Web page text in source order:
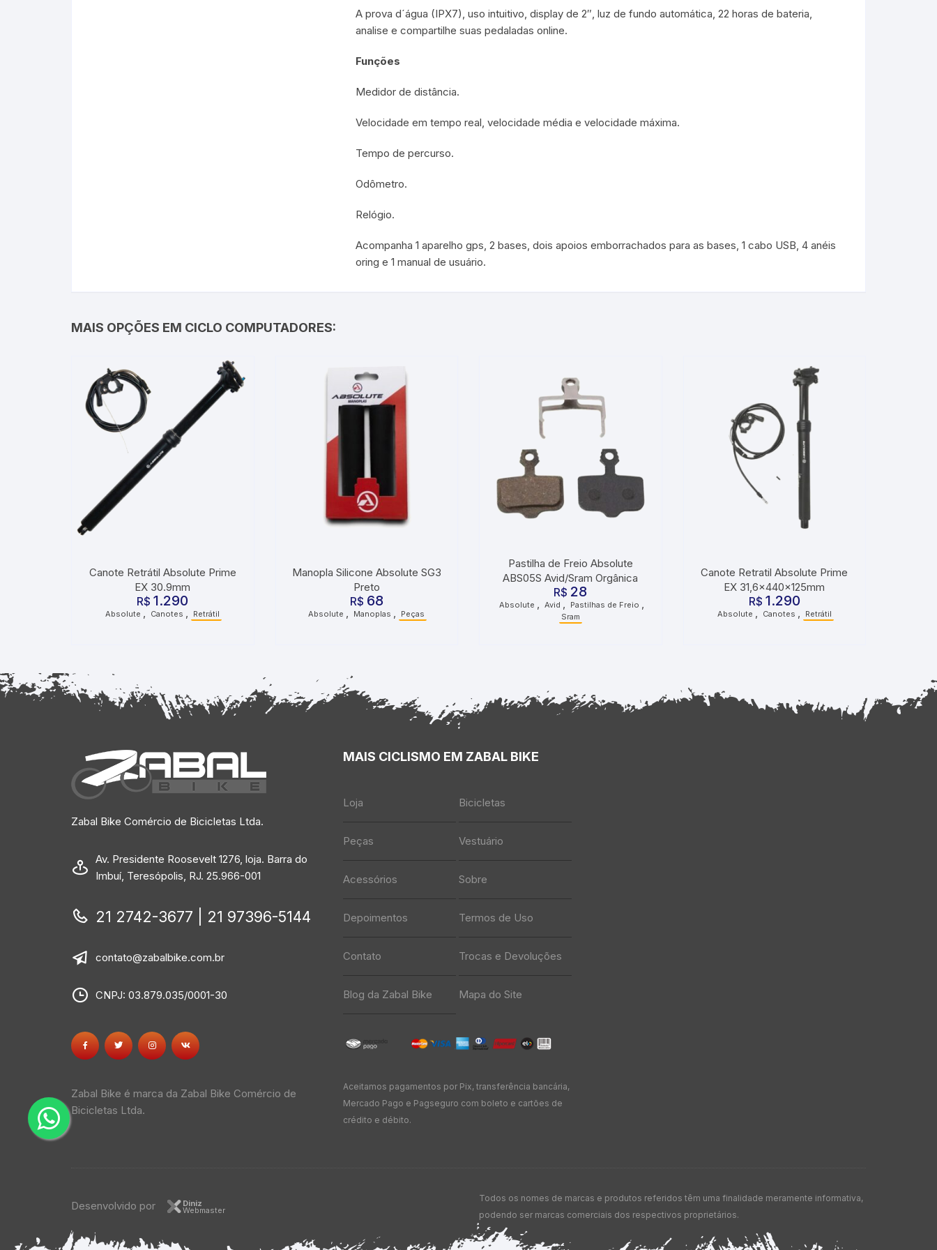
A prova d´água (IPX7), uso intuitivo, display de 2″, luz de fundo automática, 22 horas de bateria,
analise e compartilhe suas pedaladas online.
Funções
Medidor de distância.
Velocidade em tempo real, velocidade média e velocidade máxima.
Tempo de percurso.
Odômetro.
Relógio.
Acompanha 1 aparelho gps, 2 bases, dois apoios emborrachados para as bases, 1 cabo USB, 4 anéis
oring e 1 manual de usuário.
MAIS OPÇÕES EM CICLO COMPUTADORES:
Canote Retrátil Absolute Prime
EX 30.9mm
R$ 1.290
Absolute Canotes Retrátil
Manopla Silicone Absolute SG3
Preto
R$ 68
Absolute Manoplas Peças
Pastilha de Freio Absolute
ABS05S Avid/Sram Orgânica
R$ 28
Absolute , Avid , Pastilhas de Freio ,
Sram
Canote Retratil Absolute Prime
EX 31,6x440x125mm
R$ 1.290
Absolute Canotes Retrátil
Zabal Bike Comércio de Bicicletas Ltda.
Av. Presidente Roosevelt 1276, loja. Barra do
Imbuí, Teresópolis, RJ. 25.966-001
21 2742-3677 | 21 97396-5144
contato@zabalbike.com.br
CNPJ: 03.879.035/0001-30
Zabal Bike é marca da Zabal Bike Comércio de
Bicicletas Ltda.
MAIS CICLISMO EM ZABAL BIKE
Loja Bicicletas
Peças Vestuário
Acessórios Sobre
Depoimentos Termos de Uso
Contato Trocas e Devoluções
Blog da Zabal Bike Mapa do Site
Aceitamos pagamentos por Pix, transferência bancária,
Mercado Pago e Pagseguro com boleto e cartões de
crédito e débito.
Desenvolvido por Diniz
Webmaster
Todos os nomes de marcas e produtos referidos têm uma finalidade meramente informativa,
podendo ser marcas comerciais dos respectivos proprietários.